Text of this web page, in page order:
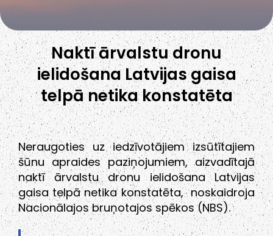
Naktī ārvalstu dronu
ielidošana Latvijas gaisa
telpā netika konstatēta
Neraugoties uz iedzīvotājiem izsūtītajiem
šūnu apraides paziņojumiem, aizvadītajā
naktī ārvalstu dronu ielidošana Latvijas
gaisa telpā netika konstatēta, noskaidroja
Nacionālajos bruņotajos spēkos (NBS).